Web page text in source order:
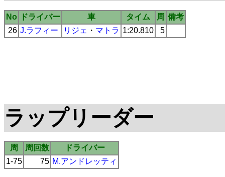
No ドライバー 車 タイム 周 備考
26 J.ラフィー リジェ ・ マトラ 1:20.810 5
ラップリーダー
周 周回数
ドライバー
1-75
75 M.アンドレッティ